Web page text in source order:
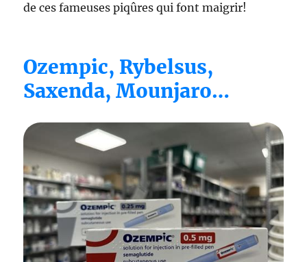
de ces fameuses piqûres qui font maigrir!
Ozempic, Rybelsus,
Saxenda, Mounjaro…